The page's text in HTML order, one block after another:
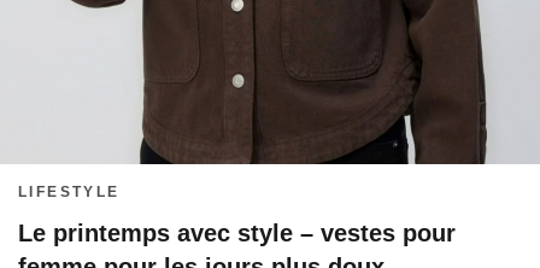
LIFESTYLE
Le printemps avec style – vestes pour